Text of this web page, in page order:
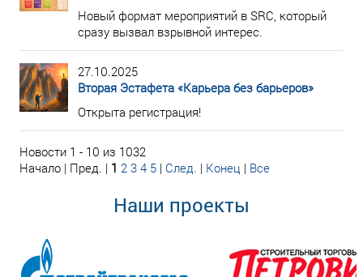
Новый формат мероприятий в SRC, который
сразу вызвал взрывной интерес.
27.10.2025
Вторая Эстафета «Карьера без барьеров»
Открыта регистрация!
Новости 1 - 10 из 1032
Начало | Пред. | 1 2 3 4 5 | След. | Конец | Все
Наши проекты